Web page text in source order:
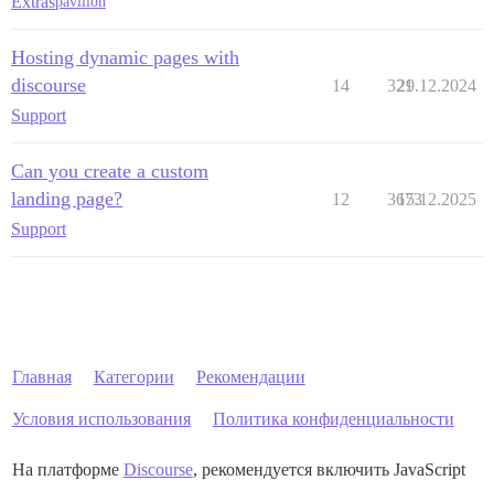
Hosting dynamic pages with
discourse
Support
14 321
29.12.2024
Can you create a custom
landing page?
Support
12 3673
15.12.2025
Главная Категории Рекомендации
Условия использования Политика конфиденциальности
На платформе Discourse, рекомендуется включить JavaScript